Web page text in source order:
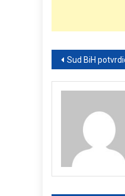
Post
Sud BiH potvrdio: Milorad Dodik otkupio jednogodišnju zatvorsku